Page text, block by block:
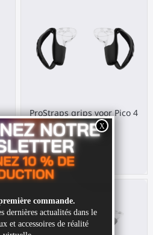
ProStraps grips voor Pico 4
Ultra
Pico 4 Ultra
€ 30,00